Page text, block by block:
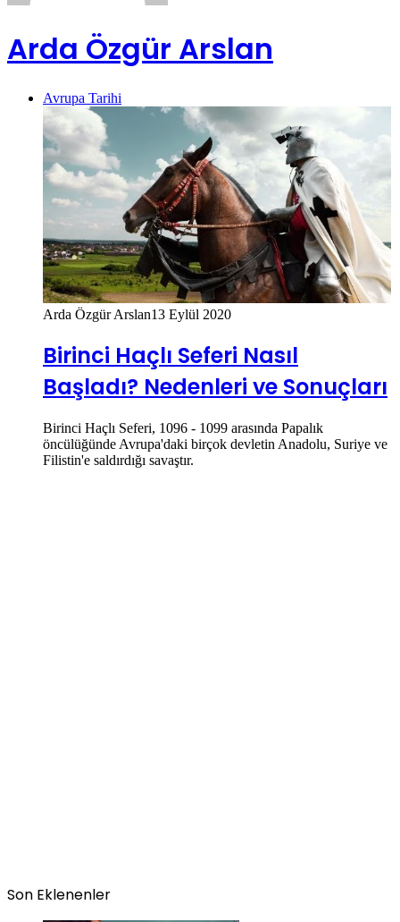
Arda Özgür Arslan
Avrupa Tarihi
Arda Özgür Arslan13 Eylül 2020
Birinci Haçlı Seferi Nasıl
Başladı? Nedenleri ve Sonuçları
Birinci Haçlı Seferi, 1096 - 1099 arasında Papalık
öncülüğünde Avrupa'daki birçok devletin Anadolu, Suriye ve
Filistin'e saldırdığı savaştır.
Son Eklenenler